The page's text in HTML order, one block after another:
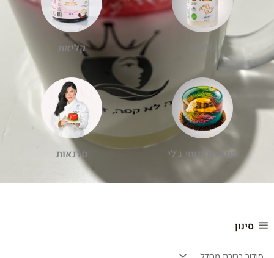
ג'ליאת קליאת
עוגות וקינוחי ג'לי סדנאות
סינון